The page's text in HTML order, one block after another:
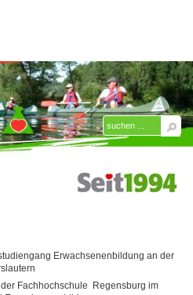
▼
Erwachsenenbildung an der
Fachhochschule Regensburg im